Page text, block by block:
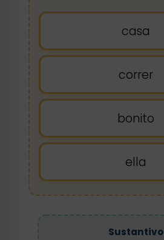
casa
correr
bonito
ella
Sustantivo